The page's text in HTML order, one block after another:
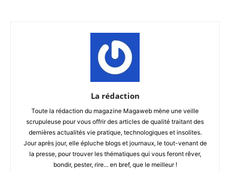
La rédaction
Toute la rédaction du magazine Magaweb mène une veille
scrupuleuse pour vous offrir des articles de qualité traitant des
dernières actualités vie pratique, technologiques et insolites.
Jour après jour, elle épluche blogs et journaux, le tout-venant de
la presse, pour trouver les thématiques qui vous feront rêver,
bondir, pester, rire... en bref, que le meilleur !